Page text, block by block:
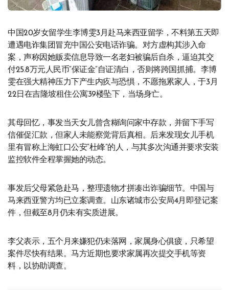
中国20岁女留学生李博雯3月赴马来西亚留学，不料第五天即
遭遇电诈集团冒充中国公安电话诈骗。对方虚构其涉入命
案，声称因她贩卖信息导致一名老妇被骗后自杀，逼迫其交
付25.8万元人民币“保证金”自证清白，否则将跨国抓捕。李博
雯在强大精神压力下产生内疚与恐惧，不愿拖累家人，于3月
22日在吉隆坡租住公寓39楼坠下，当场身亡。
其母回忆，事发当天女儿曾含糊询问家中存款，并留下手写
信催促汇款，但家人未能察觉背后真相。后来发现女儿手机
里有冒称上海虹口公安“杜峰”的人，与其多次沟通并要求安装
监控软件全程掌握她的动态。
事发后父母紧急赴马，整理遗物才拼凑出诈骗细节。中国与
马来西亚警方均已立案调查。山东诸城市公安局4月即登记案
件，但截至8月仍未有实质进展。
李父表示，五个月来嫌犯仍未落网，家属身心俱疲，只希望
案件尽快有结果。马方近期也要求家属再次提交手机等资
料，以协助调查。